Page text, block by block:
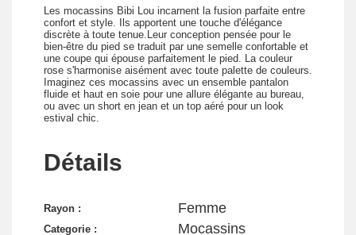
Les mocassins Bibi Lou incarnent la fusion parfaite entre
confort et style. Ils apportent une touche d'élégance
discrète à toute tenue.Leur conception pensée pour le
bien-être du pied se traduit par une semelle confortable et
une coupe qui épouse parfaitement le pied. La couleur
rose s'harmonise aisément avec toute palette de couleurs.
Imaginez ces mocassins avec un ensemble pantalon
fluide et haut en soie pour une allure élégante au bureau,
ou avec un short en jean et un top aéré pour un look
estival chic.
Détails
Rayon : Femme
Categorie : Mocassins